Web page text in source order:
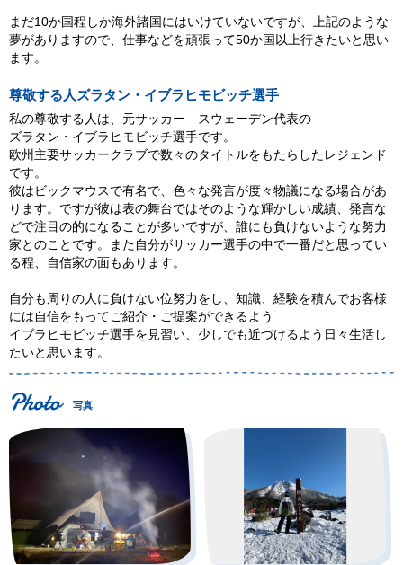
まだ10か国程しか海外諸国にはいけていないですが、上記のような
夢がありますので、仕事などを頑張って50か国以上行きたいと思い
ます。
尊敬する人ズラタン・イブラヒモビッチ選手
私の尊敬する人は、元サッカー スウェーデン代表の
ズラタン・イブラヒモビッチ選手です。
欧州主要サッカークラブで数々のタイトルをもたらしたレジェンド
です。
彼はビックマウスで有名で、色々な発言が度々物議になる場合があ
ります。ですが彼は表の舞台ではそのような輝かしい成績、発言な
どで注目の的になることが多いですが、誰にも負けないような努力
家とのことです。また自分がサッカー選手の中で一番だと思ってい
る程、自信家の面もあります。
自分も周りの人に負けない位努力をし、知識、経験を積んでお客様
には自信をもってご紹介・ご提案ができるよう
イブラヒモビッチ選手を見習い、少しでも近づけるよう日々生活し
たいと思います。
写真